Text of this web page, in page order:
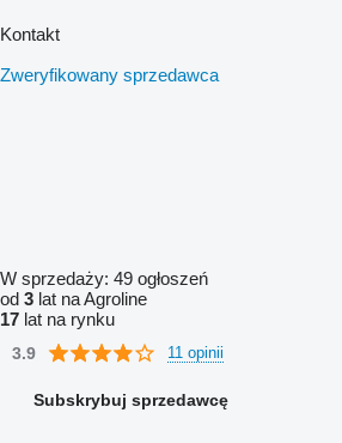
Kontakt
Zweryfikowany sprzedawca
W sprzedaży: 49 ogłoszeń
od 3 lat na Agroline
17 lat na rynku
3.9 11 opinii
Subskrybuj sprzedawcę